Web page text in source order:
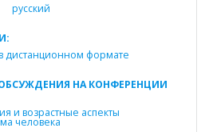
русский
дистанционном формате
НА КОНФЕРЕНЦИИ
и возрастные аспекты
человека